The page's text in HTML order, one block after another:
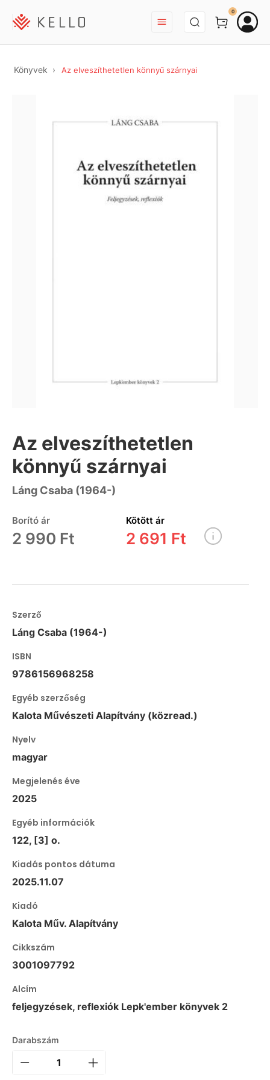
BEJELENTKEZÉS
0
Könyvek Az elveszíthetetlen könnyű szárnyai
Az elveszíthetetlen
könnyű szárnyai
Láng Csaba (1964-)
Borító ár
2 990 Ft
Kötött ár
2 691 Ft
Szerző
Láng Csaba (1964-)
ISBN
9786156968258
Egyéb szerzőség
Kalota Művészeti Alapítvány (közread.)
Nyelv
magyar
Megjelenés éve
2025
Egyéb információk
122, [3] o.
Kiadás pontos dátuma
2025.11.07
Kiadó
Kalota Műv. Alapítvány
Cikkszám
3001097792
Alcím
feljegyzések, reflexiók Lepk'ember könyvek 2
Darabszám